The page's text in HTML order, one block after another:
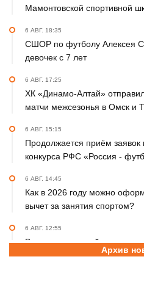
Мамонтовской спортивной
6 АВГ. 18:35
СШОР по футболу Алексея
девочек с 7 лет
6 АВГ. 17:25
ХК «Динамо-Алтай»
матчи межсезонья в Омск и
6 АВГ. 15:15
Продолжается приём заявок
конкурса РФС «Россия -
6 АВГ. 14:45
Как в 2026 году можно
вычет за занятия спортом?
6 АВГ. 12:55
В заключительный день
на счету алтайских гребцов
Архив